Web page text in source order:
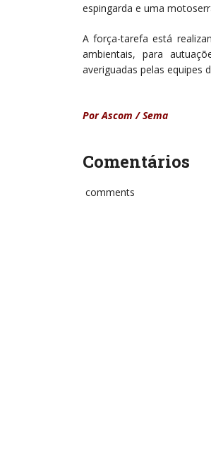
espingarda e uma
A força-tarefa está
ambientais, para
averiguadas pelas equipes
Por Ascom / Sema
Comentários
comments